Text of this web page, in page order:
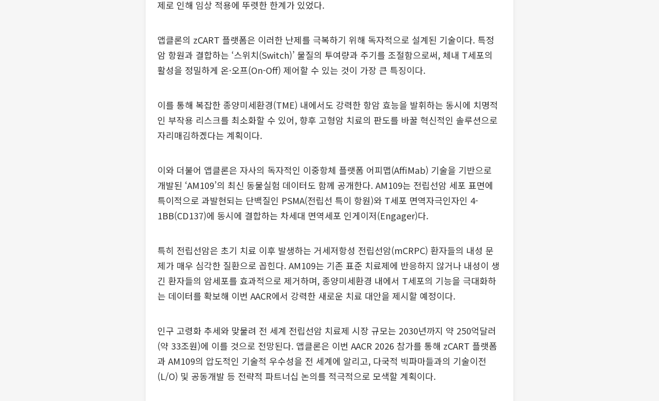
제로 인해 임상 적용에 뚜렷한 한계가 있었다.
앱클론의 zCART 플랫폼은 이러한 난제를 극복하기 위해 독자적으로 설계된 기술이다. 특정
암 항원과 결합하는 ‘스위치(Switch)’ 물질의 투여량과 주기를 조절함으로써, 체내 T세포의
활성을 정밀하게 온·오프(On-Off) 제어할 수 있는 것이 가장 큰 특징이다.
이를 통해 복잡한 종양미세환경(TME) 내에서도 강력한 항암 효능을 발휘하는 동시에 치명적
인 부작용 리스크를 최소화할 수 있어, 향후 고형암 치료의 판도를 바꿀 혁신적인 솔루션으로
자리매김하겠다는 계획이다.
이와 더불어 앱클론은 자사의 독자적인 이중항체 플랫폼 어피맵(AffiMab) 기술을 기반으로
개발된 ‘AM109’의 최신 동물실험 데이터도 함께 공개한다. AM109는 전립선암 세포 표면에
특이적으로 과발현되는 단백질인 PSMA(전립선 특이 항원)와 T세포 면역자극인자인 4-
1BB(CD137)에 동시에 결합하는 차세대 면역세포 인게이저(Engager)다.
특히 전립선암은 초기 치료 이후 발생하는 거세저항성 전립선암(mCRPC) 환자들의 내성 문
제가 매우 심각한 질환으로 꼽힌다. AM109는 기존 표준 치료제에 반응하지 않거나 내성이 생
긴 환자들의 암세포를 효과적으로 제거하며, 종양미세환경 내에서 T세포의 기능을 극대화하
는 데이터를 확보해 이번 AACR에서 강력한 새로운 치료 대안을 제시할 예정이다.
인구 고령화 추세와 맞물려 전 세계 전립선암 치료제 시장 규모는 2030년까지 약 250억달러
(약 33조원)에 이를 것으로 전망된다. 앱클론은 이번 AACR 2026 참가를 통해 zCART 플랫폼
과 AM109의 압도적인 기술적 우수성을 전 세계에 알리고, 다국적 빅파마들과의 기술이전
(L/O) 및 공동개발 등 전략적 파트너십 논의를 적극적으로 모색할 계획이다.